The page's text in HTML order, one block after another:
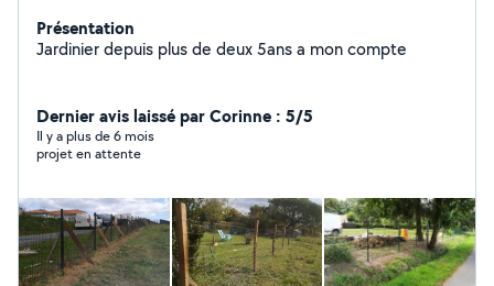
Présentation
Jardinier depuis plus de deux 5ans a mon compte
Dernier avis laissé par Corinne : 5/5
Il y a plus de 6 mois
projet en attente